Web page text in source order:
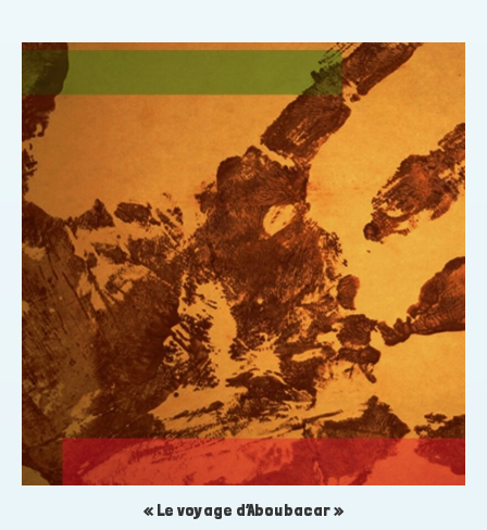
« Le voyage d’Aboubacar »